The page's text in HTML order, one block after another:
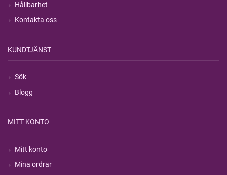
Hållbarhet
Kontakta oss
KUNDTJÄNST
Sök
Blogg
MITT KONTO
Mitt konto
Mina ordrar